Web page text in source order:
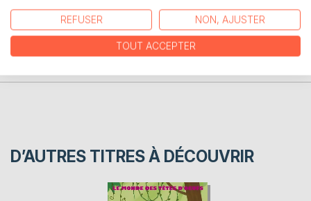
CRITIQUES PRESSE
D’AUTRES TITRES À DÉCOUVRIR
REFUSER NON, AJUSTER
TOUT ACCEPTER